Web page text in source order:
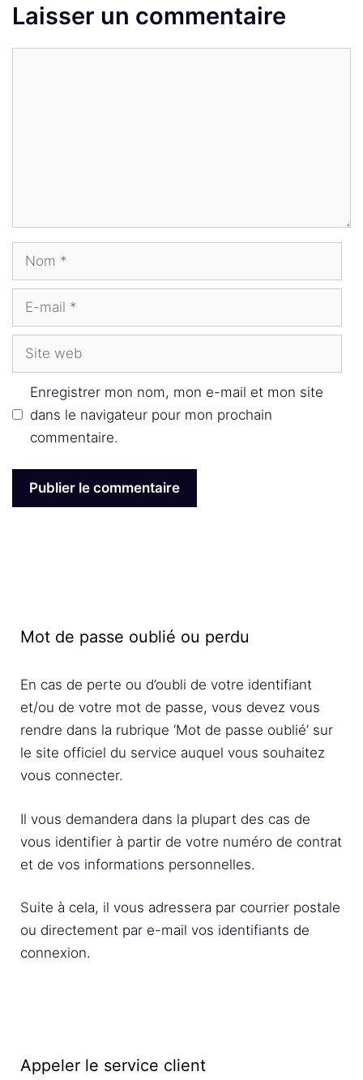
Laisser un commentaire
Nom
Site
Enregistrer mon nom, mon e-mail et mon site
dans le navigateur pour mon prochain
commentaire.
Mot de passe oublié ou perdu
En cas de perte ou d’oubli de votre identifiant
et/ou de votre mot de passe, vous devez vous
rendre dans la rubrique ‘Mot de passe oublié’ sur
le site officiel du service auquel vous souhaitez
vous connecter.
Il vous demandera dans la plupart des cas de
vous identifier à partir de votre numéro de contrat
et de vos informations personnelles.
Suite à cela, il vous adressera par courrier postale
ou directement par e-mail vos identifiants de
connexion.
Appeler le service client